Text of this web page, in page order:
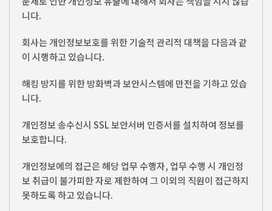
니다.
회사는 개인정보보호를 위한 기술적 관리적 대책을 다음과 같
이 시행하고 있습니다.
해킹 방지를 위한 방화벽과 보안시스템에 만전을 기하고 있습
니다.
개인정보 송수신시 SSL 보안서버 인증서를 설치하여 정보를
보호합니다.
개인정보에의 접근은 해당 업무 수행자, 업무 수행 시 개인정
보 취급이 불가피한 자로 제한하여 그 이외의 직원이 접근하지
못하도록 하고 있습니다.